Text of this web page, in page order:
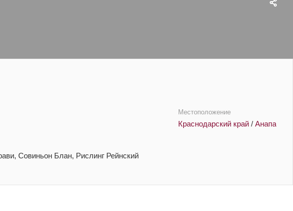
Местоположение
Краснодарский край / Анапа
Совиньон Блан, Рислинг Рейнский